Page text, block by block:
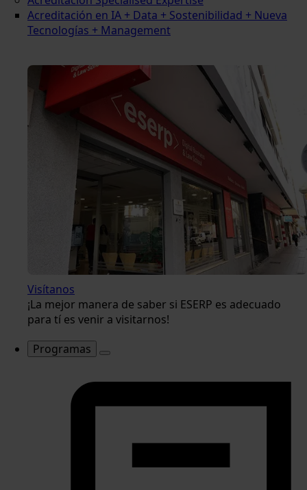
Acreditación en IA + Data + Sostenibilidad + Nueva
Tecnologías + Management
Visítanos
¡La mejor manera de saber si ESERP es adecuado
para tí es venir a visitarnos!
Programas